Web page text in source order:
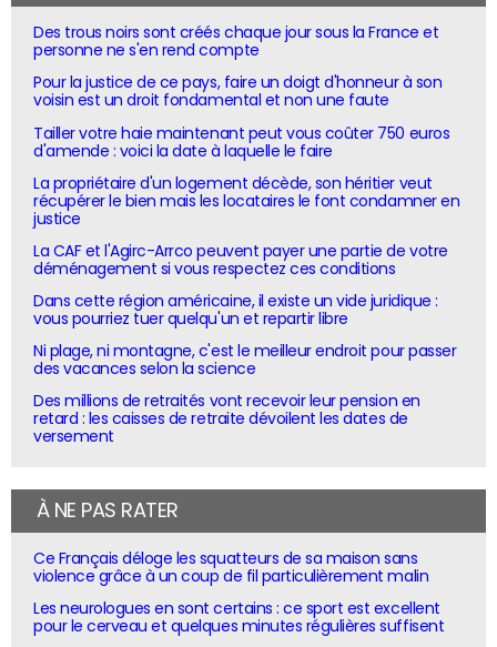
Des trous noirs sont créés chaque jour sous la France et
personne ne s'en rend compte
Pour la justice de ce pays, faire un doigt d'honneur à son
voisin est un droit fondamental et non une faute
Tailler votre haie maintenant peut vous coûter 750 euros
d'amende : voici la date à laquelle le faire
La propriétaire d'un logement décède, son héritier veut
récupérer le bien mais les locataires le font condamner en
justice
La CAF et l'Agirc-Arrco peuvent payer une partie de votre
déménagement si vous respectez ces conditions
Dans cette région américaine, il existe un vide juridique :
vous pourriez tuer quelqu'un et repartir libre
Ni plage, ni montagne, c'est le meilleur endroit pour passer
des vacances selon la science
Des millions de retraités vont recevoir leur pension en
retard : les caisses de retraite dévoilent les dates de
versement
À NE PAS RATER
Ce Français déloge les squatteurs de sa maison sans
violence grâce à un coup de fil particulièrement malin
Les neurologues en sont certains : ce sport est excellent
pour le cerveau et quelques minutes régulières suffisent